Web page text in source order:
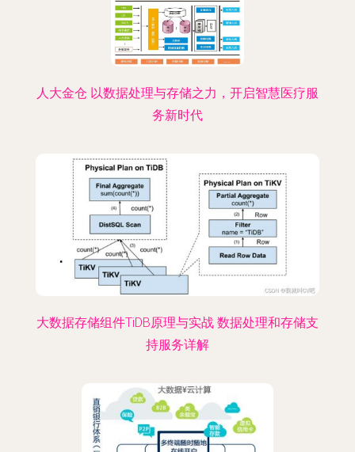
人大金仓 以数据处理与存储之力，开启智慧医疗服
务新时代
大数据存储组件TiDB原理与实战 数据处理和存储支
持服务详解